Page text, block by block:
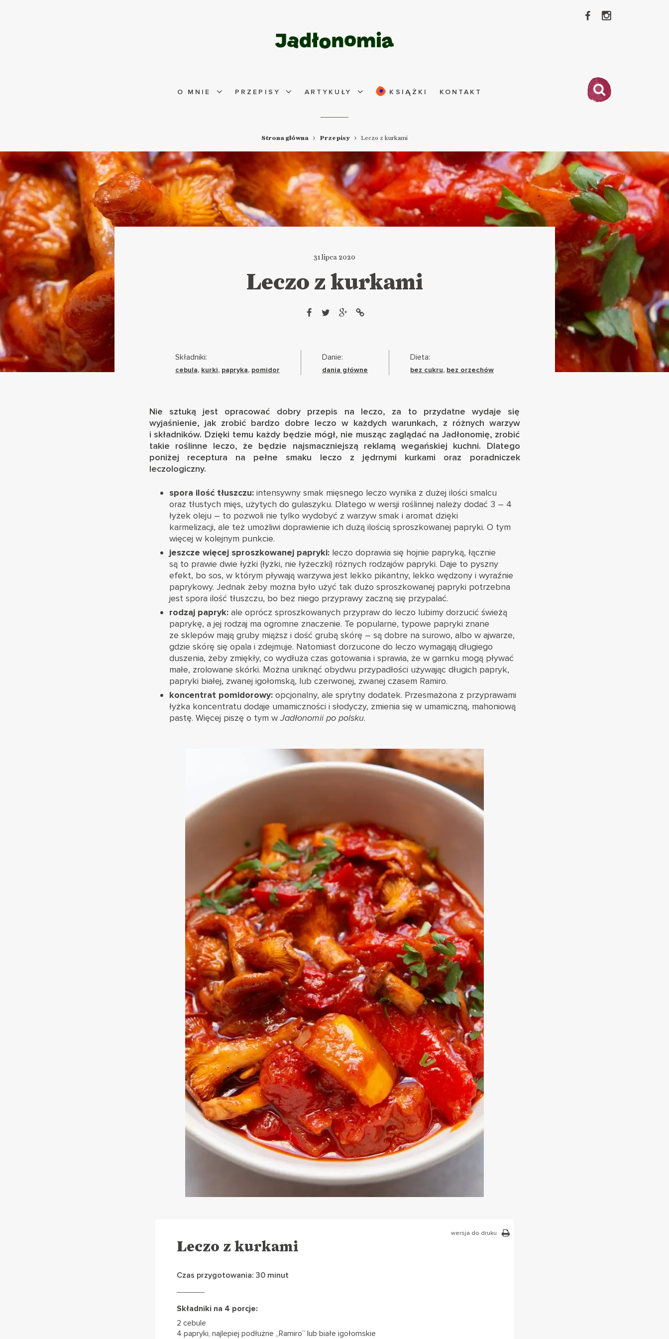
O MNIE PRZEPISY ARTYKUŁY KSIĄŻKI KONTAKT
Strona główna Przepisy Leczo z kurkami
31 lipca 2020
Leczo z kurkami
Składniki:
cebula, kurki, papryka, pomidor
Danie:
dania główne
Dieta:
bez cukru, bez orzechów
Nie sztuką jest opracować dobry przepis na leczo, za to przydatne wydaje się
wyjaśnienie, jak zrobić bardzo dobre leczo w każdych warunkach, z różnych warzyw
i składników. Dzięki temu każdy będzie mógł, nie musząc zaglądać na Jadłonomię, zrobić
takie roślinne leczo, że będzie najsmaczniejszą reklamą wegańskiej kuchni. Dlatego
poniżej receptura na pełne smaku leczo z jędrnymi kurkami oraz poradniczek
leczologiczny.
spora ilość tłuszczu: intensywny smak mięsnego leczo wynika z dużej ilości smalcu
oraz tłustych mięs, użytych do gulaszyku. Dlatego w wersji roślinnej należy dodać 3 – 4
łyżek oleju – to pozwoli nie tylko wydobyć z warzyw smak i aromat dzięki
karmelizacji, ale też umożliwi doprawienie ich dużą ilością sproszkowanej papryki. O tym
więcej w kolejnym punkcie.
jeszcze więcej sproszkowanej papryki: leczo doprawia się hojnie papryką, łącznie
są to prawie dwie łyżki (łyżki, nie łyżeczki) różnych rodzajów papryki. Daje to pyszny
efekt, bo sos, w którym pływają warzywa jest lekko pikantny, lekko wędzony i wyraźnie
paprykowy. Jednak żeby można było użyć tak dużo sproszkowanej papryki potrzebna
jest spora ilość tłuszczu, bo bez niego przyprawy zaczną się przypalać.
rodzaj papryk: ale oprócz sproszkowanych przypraw do leczo lubimy dorzucić świeżą
paprykę, a jej rodzaj ma ogromne znaczenie. Te popularne, typowe papryki znane
ze sklepów mają gruby miąższ i dość grubą skórę – są dobre na surowo, albo w ajwarze,
gdzie skórę się opala i zdejmuje. Natomiast dorzucone do leczo wymagają długiego
duszenia, żeby zmiękły, co wydłuża czas gotowania i sprawia, że w garnku mogą pływać
małe, zrolowane skórki. Można uniknąć obydwu przypadłości używając długich papryk,
papryki białej, zwanej igołomską, lub czerwonej, zwanej czasem Ramiro.
koncentrat pomidorowy: opcjonalny, ale sprytny dodatek. Przesmażona z przyprawami
łyżka koncentratu dodaje umamiczności i słodyczy, zmienia się w umamiczną, mahoniową
pastę. Więcej piszę o tym wJadłonomii po polsku.
wersja do druku
Leczo z kurkami
Czas przygotowania: 30 minut
Składniki na 4 porcje:
2 cebule
4 papryki, najlepiej podłużne „Ramiro” lub białe igołomskie